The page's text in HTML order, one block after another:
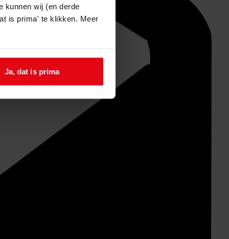
kunnen wij (en derde
is prima' te klikken. Meer
Ja, dat is prima